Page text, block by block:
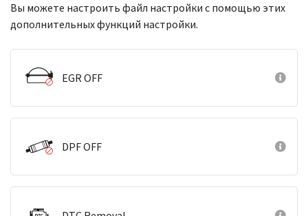
Вы можете настроить файл настройки с помощью этих
дополнительных функций настройки.
EGR OFF
DPF OFF